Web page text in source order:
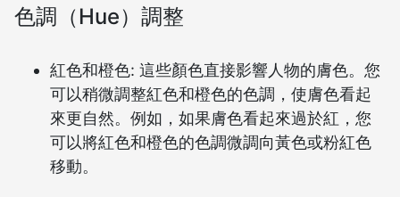
色調（Hue）調整
紅色和橙色: 這些顏色直接影響人物的膚色。您
可以稍微調整紅色和橙色的色調，使膚色看起
來更自然。例如，如果膚色看起來過於紅，您
可以將紅色和橙色的色調微調向黃色或粉紅色
移動。